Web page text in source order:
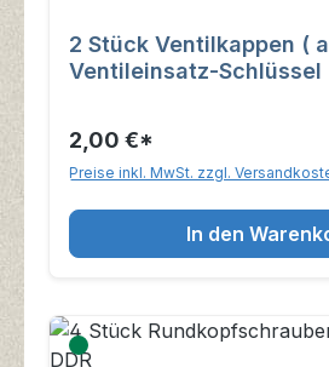
2 Stück Ventilkappen (
Ventileinsatz-Schlüssel
2,00 €*
Preise inkl. MwSt. zzgl.
In den